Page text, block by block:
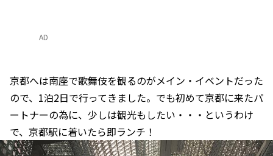
AD
京都へは南座で歌舞伎を観るのがメイン・イベントだった
ので、1泊2日で行ってきました。でも初めて京都に来たパ
ートナーの為に、少しは観光もしたい・・・というわけ
で、京都駅に着いたら即ランチ！